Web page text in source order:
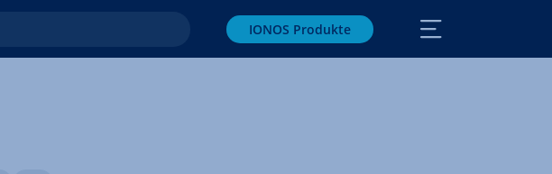
IONOS Produkte